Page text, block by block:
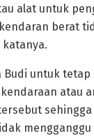
alat untuk
berat
katanya.
Budi untuk tetap
atau